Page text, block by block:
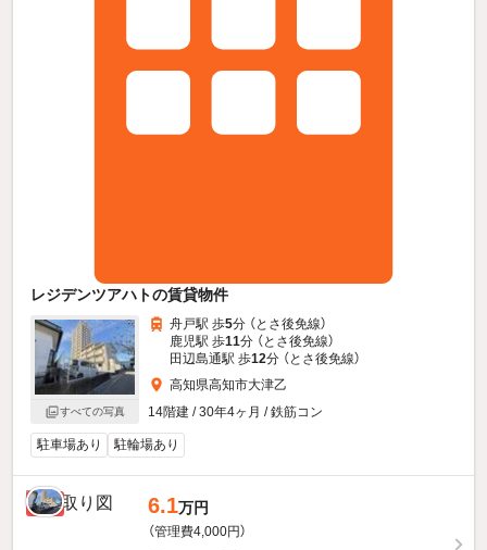
レジデンツアハトの賃貸物件
すべての写真
舟戸駅 歩5分 （とさ後免線）
鹿児駅 歩11分 （とさ後免線）
田辺島通駅 歩12分 （とさ後免線）
高知県高知市大津乙
14階建 / 30年4ヶ月 / 鉄筋コン
駐車場あり 駐輪場あり
新着 6.1万円
（管理費4,000円）